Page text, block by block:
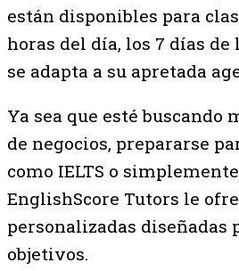
están disponibles para
horas del día, los 7 días de
se adapta a su apretada
Ya sea que esté buscando
de negocios, prepararse
como IELTS o
EnglishScore Tutors le
personalizadas diseñadas
objetivos.